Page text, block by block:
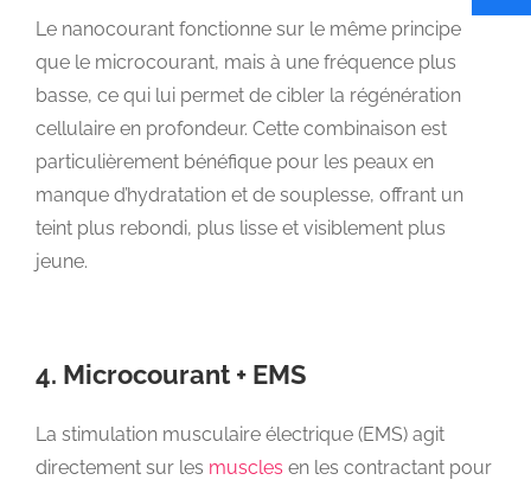
Le nanocourant fonctionne sur le même principe
que le microcourant, mais à une fréquence plus
basse, ce qui lui permet de cibler la régénération
cellulaire en profondeur. Cette combinaison est
particulièrement bénéfique pour les peaux en
manque d’hydratation et de souplesse, offrant un
teint plus rebondi, plus lisse et visiblement plus
jeune.
4. Microcourant + EMS
La stimulation musculaire électrique (EMS) agit
directement sur les muscles en les contractant pour